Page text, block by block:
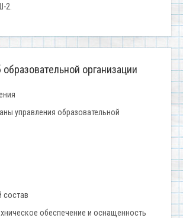
2.
организации
управления образовательной
состав
обеспечение и оснащенность